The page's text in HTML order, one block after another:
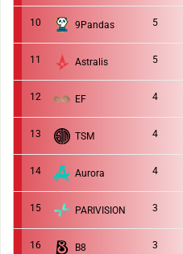
10 9Pandas 5
11 Astralis 5
12 EF 4
13 TSM 4
14 Aurora 4
15 PARIVISION 3
16 B8 3